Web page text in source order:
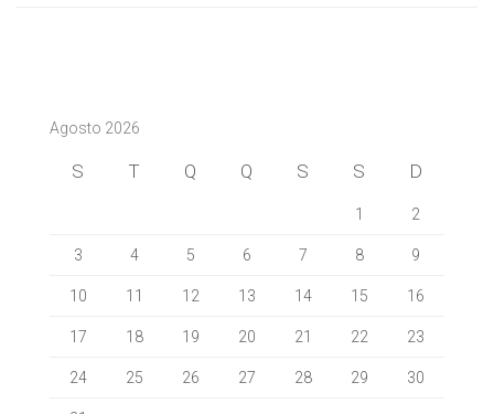
Agosto 2026
S T Q Q S S D
1 2
3 4 5 6 7 8 9
10 11 12 13 14 15 16
17 18 19 20 21 22 23
24 25 26 27 28 29 30